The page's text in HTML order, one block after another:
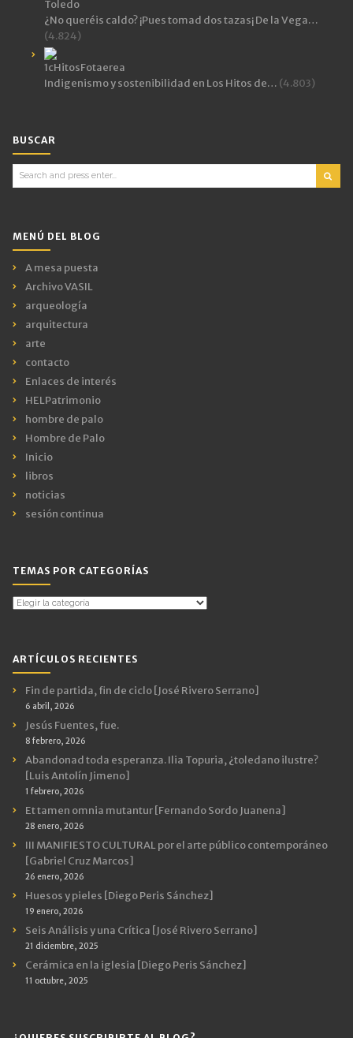
¿No queréis caldo? ¡Pues tomad dos tazas¡ De la Vega…
(4.824)
Indigenismo y sostenibilidad en Los Hitos de… (4.803)
BUSCAR
Search
for:
MENÚ DEL BLOG
A mesa puesta
Archivo VASIL
arqueología
arquitectura
arte
contacto
Enlaces de interés
HELPatrimonio
hombre de palo
Hombre de Palo
Inicio
libros
noticias
sesión continua
TEMAS POR CATEGORÍAS
Temas
ARTÍCULOS RECIENTES
Fin de partida, fin de ciclo [José Rivero Serrano]
6 abril, 2026
Jesús Fuentes, fue.
8 febrero, 2026
Abandonad toda esperanza. Ilia Topuria, ¿toledano ilustre?
[Luis Antolín Jimeno]
1 febrero, 2026
Et tamen omnia mutantur [Fernando Sordo Juanena]
28 enero, 2026
III MANIFIESTO CULTURAL por el arte público contemporáneo
[Gabriel Cruz Marcos]
26 enero, 2026
Huesos y pieles [Diego Peris Sánchez]
19 enero, 2026
Seis Análisis y una Crítica [José Rivero Serrano]
21 diciembre, 2025
Cerámica en la iglesia [Diego Peris Sánchez]
11 octubre, 2025